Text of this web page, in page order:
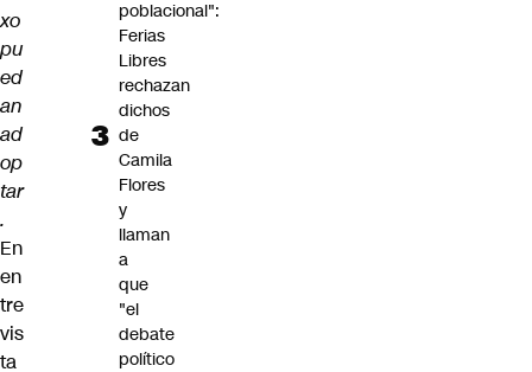
xo
pu
ed
an
ad
op
tar
.
En
en
tre
vis
ta
poblacional":
Ferias
Libres
rechazan
dichos
de
Camila
Flores
y
llaman
a
que
"el
debate
político